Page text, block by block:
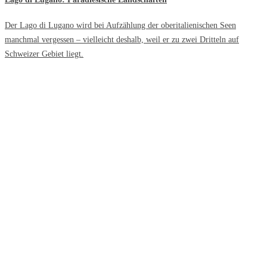
Der Lago di Lugano wird bei Aufzählung der oberitalienischen Seen
manchmal vergessen – vielleicht deshalb, weil er zu zwei Dritteln auf
Schweizer Gebiet liegt.